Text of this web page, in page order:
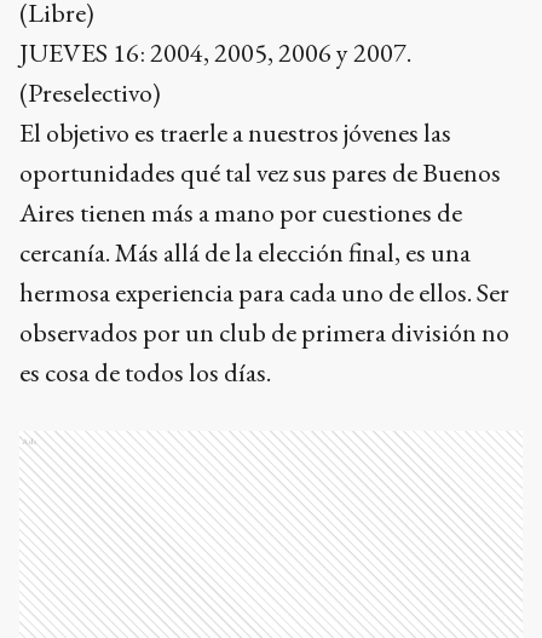
(Libre)
JUEVES 16: 2004, 2005, 2006 y 2007.
(Preselectivo)
El objetivo es traerle a nuestros jóvenes las
oportunidades qué tal vez sus pares de Buenos
Aires tienen más a mano por cuestiones de
cercanía. Más allá de la elección final, es una
hermosa experiencia para cada uno de ellos. Ser
observados por un club de primera división no
es cosa de todos los días.
Ads